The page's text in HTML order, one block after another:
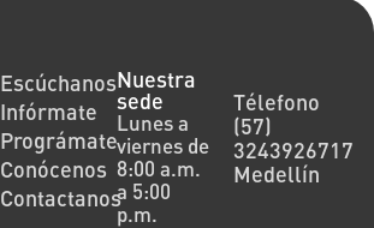
Escúchanos
Infórmate
Prográmate
Conócenos
Contactanos
Nuestra
sede
Lunes a
viernes de
8:00 a.m.
a 5:00
p.m.
Télefono
(57)
3243926717
Medellín